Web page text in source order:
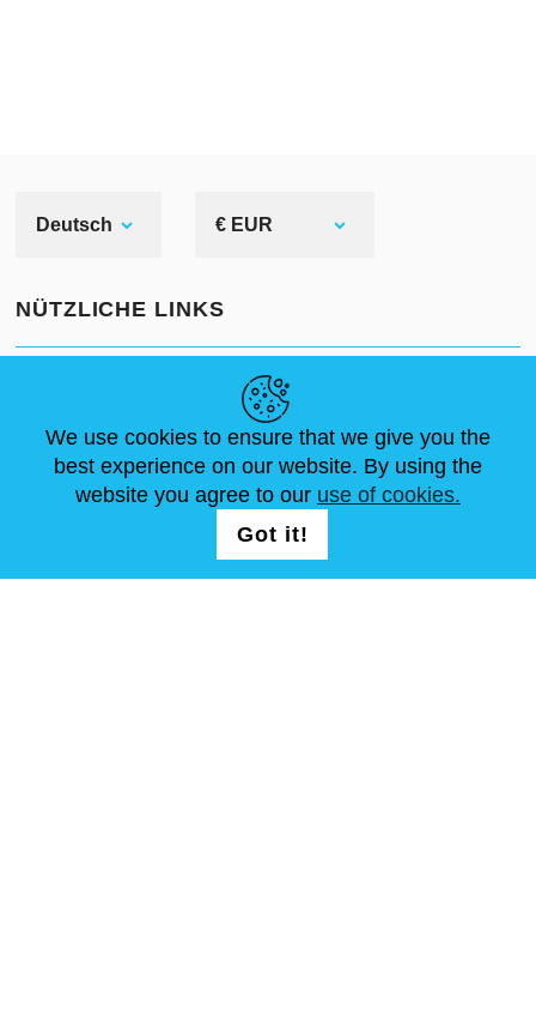
Deutsch € EUR
NÜTZLICHE LINKS
ABOUT US
FOLG UNS AUF
REGISTRATION
We use cookies to ensure that we give you the
best experience on our website. By using the
website you agree to our use of cookies.
Got it!